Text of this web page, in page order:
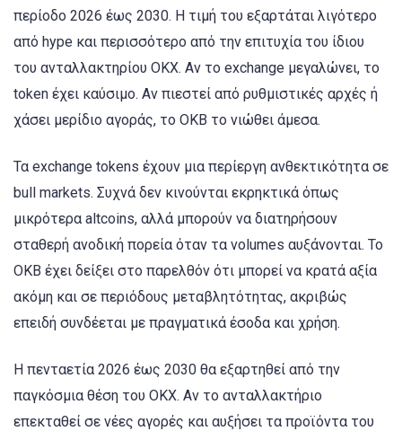
περίοδο 2026 έως 2030. Η τιμή του εξαρτάται λιγότερο
από hype και περισσότερο από την επιτυχία του ίδιου
του ανταλλακτηρίου OKX. Αν το exchange μεγαλώνει, το
token έχει καύσιμο. Αν πιεστεί από ρυθμιστικές αρχές ή
χάσει μερίδιο αγοράς, το OKB το νιώθει άμεσα.
Τα exchange tokens έχουν μια περίεργη ανθεκτικότητα σε
bull markets. Συχνά δεν κινούνται εκρηκτικά όπως
μικρότερα altcoins, αλλά μπορούν να διατηρήσουν
σταθερή ανοδική πορεία όταν τα volumes αυξάνονται. Το
OKB έχει δείξει στο παρελθόν ότι μπορεί να κρατά αξία
ακόμη και σε περιόδους μεταβλητότητας, ακριβώς
επειδή συνδέεται με πραγματικά έσοδα και χρήση.
Η πενταετία 2026 έως 2030 θα εξαρτηθεί από την
παγκόσμια θέση του OKX. Αν το ανταλλακτήριο
επεκταθεί σε νέες αγορές και αυξήσει τα προϊόντα του